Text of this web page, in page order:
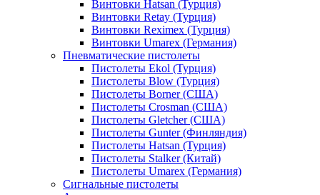
Винтовки Hatsan (Турция)
Винтовки Retay (Турция)
Винтовки Reximex (Турция)
Винтовки Umarex (Германия)
Пневматические пистолеты
Пистолеты Ekol (Турция)
Пистолеты Blow (Турция)
Пистолеты Borner (США)
Пистолеты Crosman (США)
Пистолеты Gletcher (США)
Пистолеты Gunter (Финляндия)
Пистолеты Hatsan (Турция)
Пистолеты Stalker (Китай)
Пистолеты Umarex (Германия)
Сигнальные пистолеты